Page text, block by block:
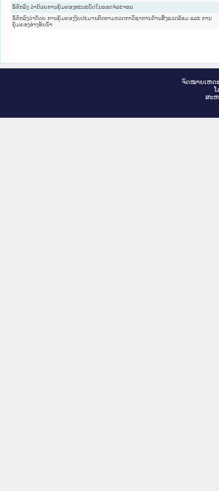
ຂໍ້ຕົກລົງ ວ່າດ້ວຍການຄຸ້ມຄອງທະນະບັດໃນຂອດຈໍລະຈອນ
ຂໍ້ຕົກລົງວ່າດ້ວຍ ການຄຸ້ມຄອງງົບປະມານຕິດຕາມກວດກາວິຊາການດ້ານສິ່ງແວດລ້ອມ ແລະ ການ
ຄຸ້ມຄອງອ່າງຮັບນໍ້າ
ຈົດ​ໝາຍ​ເຫດ​
ສະ​ຫ